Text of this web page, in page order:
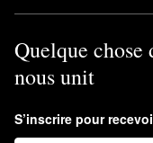
Quelque chose
nous unit
S’inscrire pour